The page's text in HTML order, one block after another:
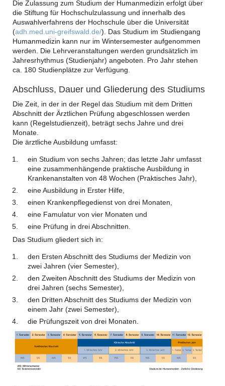
Die Zulassung zum Studium der Humanmedizin erfolgt über
die Stiftung für Hochschulzulassung und innerhalb des
Auswahlverfahrens der Hochschule über die Universität
(adh.med.uni-greifswald.de/). Das Studium im Studiengang
Humanmedizin kann nur im Wintersemester aufgenommen
werden. Die Lehrveranstaltungen werden grundsätzlich im
Jahresrhythmus (Studienjahr) angeboten. Pro Jahr stehen
ca. 180 Studienplätze zur Verfügung.
Abschluss, Dauer und Gliederung des Studiums
Die Zeit, in der in der Regel das Studium mit dem Dritten
Abschnitt der Ärztlichen Prüfung abgeschlossen werden
kann (Regelstudienzeit), beträgt sechs Jahre und drei
Monate.
Die ärztliche Ausbildung umfasst:
ein Studium von sechs Jahren; das letzte Jahr umfasst
eine zusammenhängende praktische Ausbildung in
Krankenanstalten von 48 Wochen (Praktisches Jahr),
eine Ausbildung in Erster Hilfe,
einen Krankenpflegedienst von drei Monaten,
eine Famulatur von vier Monaten und
eine Prüfung in drei Abschnitten.
Das Studium gliedert sich in:
den Ersten Abschnitt des Studiums der Medizin von
zwei Jahren (vier Semester),
den Zweiten Abschnitt des Studiums der Medizin von
drei Jahren (sechs Semester),
den Dritten Abschnitt des Studiums der Medizin von
einem Jahr (zwei Semester),
die Prüfungszeit von drei Monaten.